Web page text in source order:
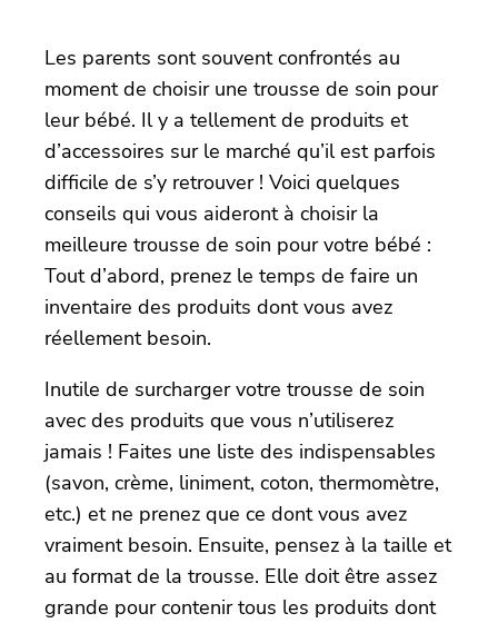
Les parents sont souvent confrontés au
moment de choisir une trousse de soin pour
leur bébé. Il y a tellement de produits et
d’accessoires sur le marché qu’il est parfois
difficile de s’y retrouver ! Voici quelques
conseils qui vous aideront à choisir la
meilleure trousse de soin pour votre bébé :
Tout d’abord, prenez le temps de faire un
inventaire des produits dont vous avez
réellement besoin.
Inutile de surcharger votre trousse de soin
avec des produits que vous n’utiliserez
jamais ! Faites une liste des indispensables
(savon, crème, liniment, coton, thermomètre,
etc.) et ne prenez que ce dont vous avez
vraiment besoin. Ensuite, pensez à la taille et
au format de la trousse. Elle doit être assez
grande pour contenir tous les produits dont